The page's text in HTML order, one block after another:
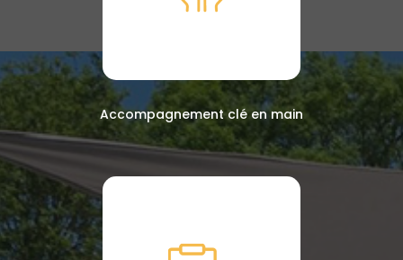
Accompagnement clé en main